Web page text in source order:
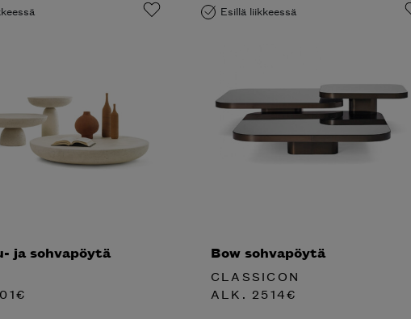
ja sohvapöytä
€
Esillä liikkeessä
Bow sohvapöytä
CLASSICON
ALK. 2514€